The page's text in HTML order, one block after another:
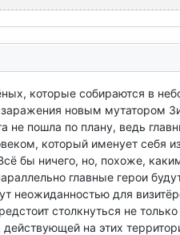
которые собираются в
заражения новым мутатором
не пошла по плану, ведь
который именует себя
бы ничего, но, похоже,
главные герои
неожиданностью для
столкнуться не
на этих